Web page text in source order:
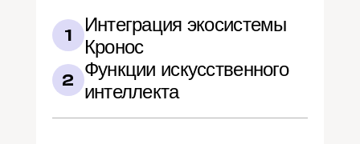
1
Интеграция экосистемы
Кронос
2 Функции искусственного
интеллекта